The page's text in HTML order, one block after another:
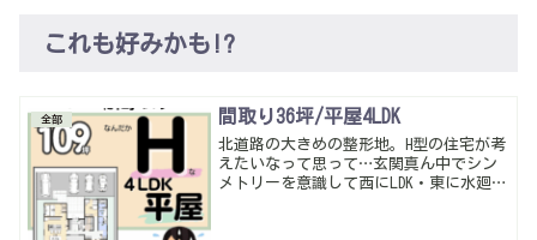
これも好みかも!?
全部 間取り36坪/平屋4LDK
北道路の大きめの整形地。H型の住宅が考
えたいなって思って…玄関真ん中でシン
メトリーを意識して西にLDK・東に水廻り